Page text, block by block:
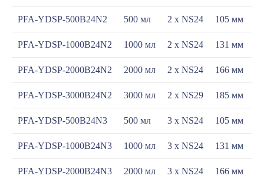
PFA-YDSP-500B24N2 500 мл 2 х NS24 105 мм
PFA-YDSP-1000B24N2 1000 мл 2 х NS24 131 мм
PFA-YDSP-2000B24N2 2000 мл 2 х NS24 166 мм
PFA-YDSP-3000B24N2 3000 мл 2 х NS29 185 мм
PFA-YDSP-500B24N3 500 мл 3 х NS24 105 мм
PFA-YDSP-1000B24N3 1000 мл 3 х NS24 131 мм
PFA-YDSP-2000B24N3 2000 мл 3 х NS24 166 мм